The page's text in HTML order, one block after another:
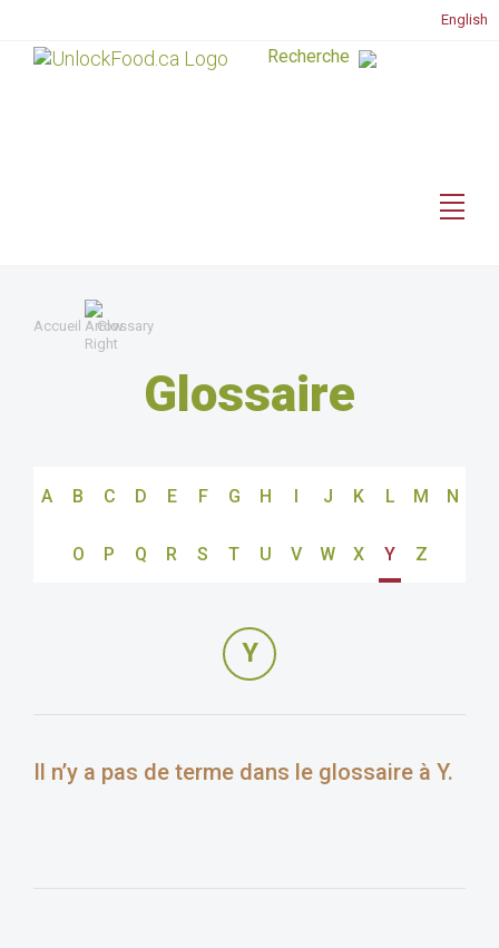
English
Accueil Glossary
Glossaire
A B C D E F G H I J K L M N
O P Q R S T U V W X Y Z
Y
Il n’y a pas de terme dans le glossaire à Y.